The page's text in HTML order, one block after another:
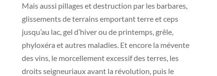
Mais aussi pillages et destruction par les barbares,
glissements de terrains emportant terre et ceps
jusqu’au lac, gel d’hiver ou de printemps, grêle,
phyloxéra et autres maladies. Et encore la mévente
des vins, le morcellement excessif des terres, les
droits seigneuriaux avant la révolution, puis le